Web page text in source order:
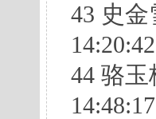
43 史金
44 骆玉